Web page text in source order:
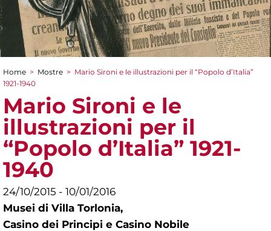
Tu sei qui
Home > Mostre > Mario Sironi e le illustrazioni per il “Popolo d’Italia”
1921-1940
Mario Sironi e le
illustrazioni per il
“Popolo d’Italia” 1921-
1940
24/10/2015 - 10/01/2016
Musei di Villa Torlonia,
Casino dei Principi e Casino Nobile